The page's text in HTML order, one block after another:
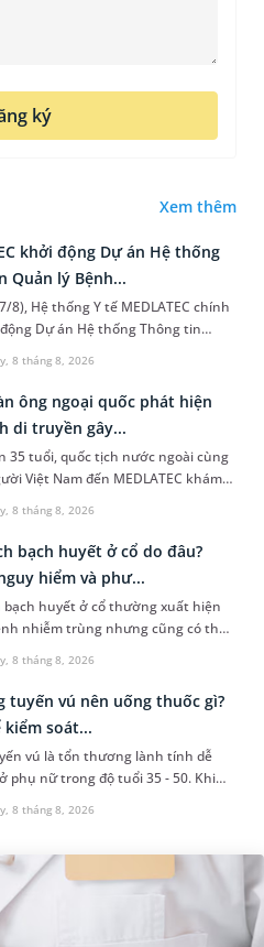
ký
Xem thêm
8 tháng 8, 2026
khởi động Dự án Hệ thống
Quản lý Bệnh...
8), Hệ thống Y tế MEDLATEC chính
Dự án Hệ thống Thông tin
viện (HIS - Hospital Information
đoạn mới. Dự á...
8 tháng 8, 2026
ông ngoại quốc phát hiện
di truyền gây...
35 tuổi, quốc tịch nước ngoài cùng
Việt Nam đến MEDLATEC khám
hôn nhân. Qua thăm khám và
nghiệm chuyên sâu,...
8 tháng 8, 2026
bạch huyết ở cổ do đâu?
hiểm và phư...
bạch huyết ở cổ thường xuất hiện
nhiễm trùng nhưng cũng có thể
lao hạch hoặc ung thư. Để tìm
nhân gây viêm,...
8 tháng 8, 2026
tuyến vú nên uống thuốc gì?
kiểm soát...
vú là tổn thương lành tính dễ
phụ nữ trong độ tuổi 35 - 50. Khi
đoán mắc bệnh, nhiều người
khoăn u nang tuyến v...